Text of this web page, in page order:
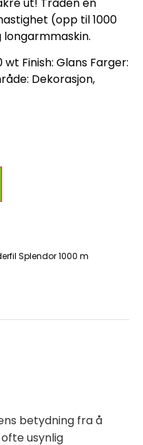
(opp til 1000
Finish: Glans Farger:
Dekorasjon,
Splendor 1000 m
betydning fra å
usynlig